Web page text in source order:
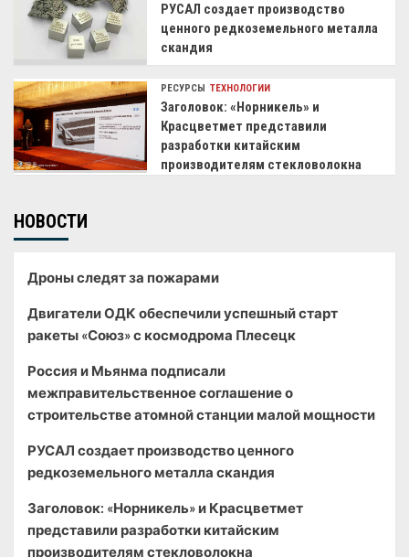
РУСАЛ создает производство
ценного редкоземельного металла
скандия
РЕСУРСЫ ТЕХНОЛОГИИ
Заголовок: «Норникель» и
Красцветмет представили
разработки китайским
производителям стекловолокна
НОВОСТИ
Дроны следят за пожарами
Двигатели ОДК обеспечили успешный старт
ракеты «Союз» с космодрома Плесецк
Россия и Мьянма подписали
межправительственное соглашение о
строительстве атомной станции малой мощности
РУСАЛ создает производство ценного
редкоземельного металла скандия
Заголовок: «Норникель» и Красцветмет
представили разработки китайским
производителям стекловолокна